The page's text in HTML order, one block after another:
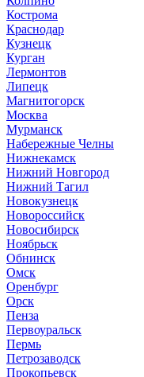
Кострома
Краснодар
Кузнецк
Курган
Лермонтов
Липецк
Магнитогорск
Москва
Мурманск
Набережные Челны
Нижнекамск
Нижний Новгород
Нижний Тагил
Новокузнецк
Новороссийск
Новосибирск
Ноябрьск
Обнинск
Омск
Оренбург
Орск
Пенза
Первоуральск
Пермь
Петрозаводск
Прокопьевск